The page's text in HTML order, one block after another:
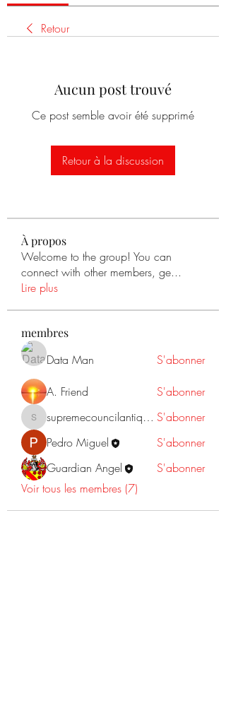
Retour
Aucun post trouvé
Ce post semble avoir été supprimé
Retour à la discussion
À propos
Welcome to the group! You can
connect with other members, ge...
Lire plus
membres
Data Man S'abonner
A. Friend S'abonner
supremecouncilantiquities supremecouncilantiquities S'abonner
Pedro Miguel
S'abonner
Guardian Angel
S'abonner
Voir tous les membres (7)